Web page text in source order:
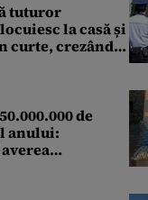
tuturor
la casă și
curte, crezând
de
anului: